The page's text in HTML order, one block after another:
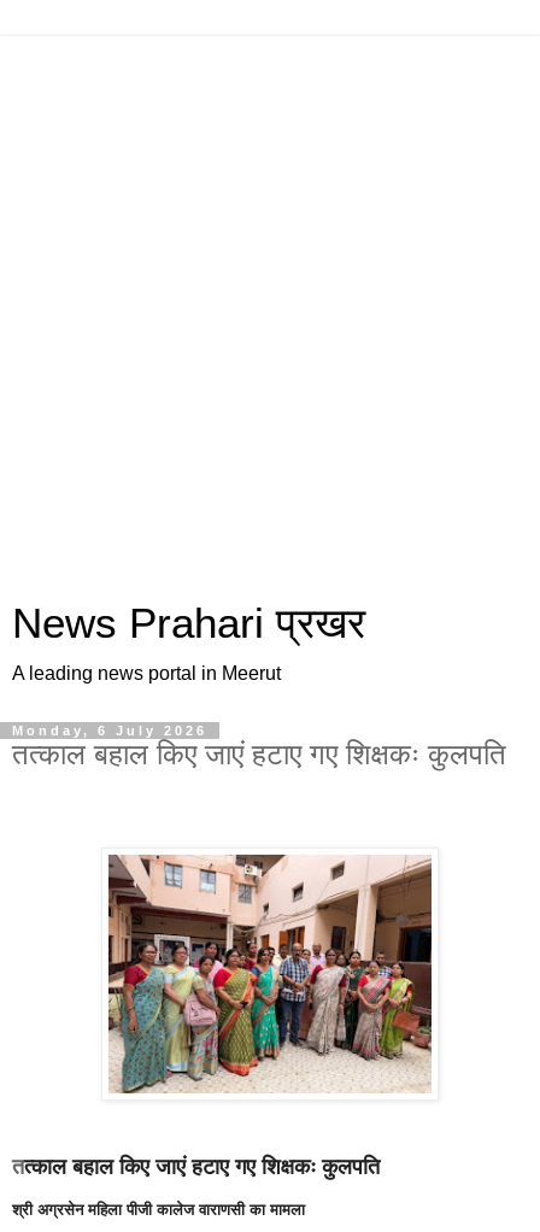
News Prahari प्रखर
A leading news portal in Meerut
Monday, 6 July 2026
तत्काल बहाल किए जाएं हटाए गए शिक्षकः कुलपति
तत्काल बहाल किए जाएं हटाए गए शिक्षकः कुलपति
श्री अग्रसेन महिला पीजी कालेज वाराणसी का मामला